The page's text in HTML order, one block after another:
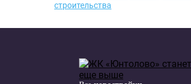
строительства